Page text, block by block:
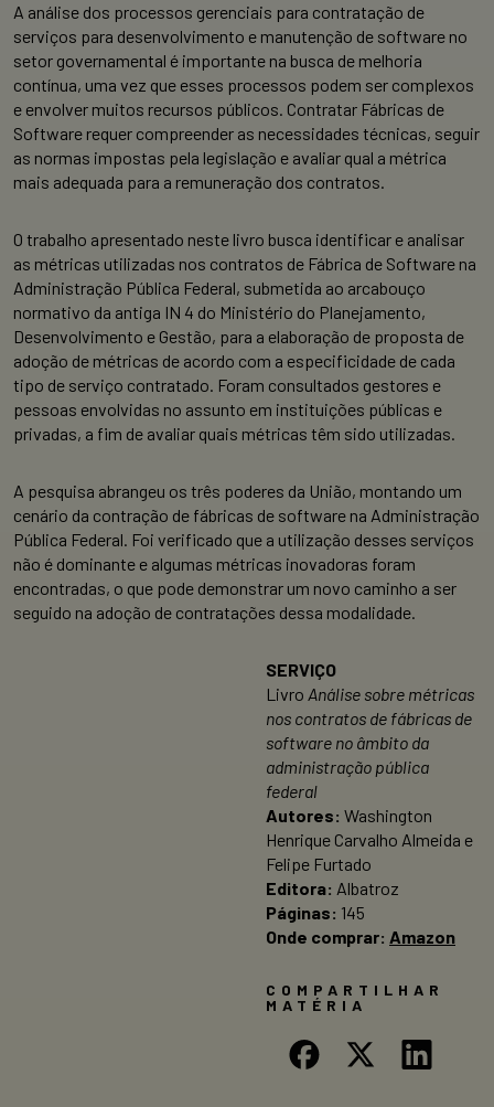
A análise dos processos gerenciais para contratação de
serviços para desenvolvimento e manutenção de software no
setor governamental é importante na busca de melhoria
contínua, uma vez que esses processos podem ser complexos
e envolver muitos recursos públicos. Contratar Fábricas de
Software requer compreender as necessidades técnicas, seguir
as normas impostas pela legislação e avaliar qual a métrica
mais adequada para a remuneração dos contratos.
O trabalho apresentado neste livro busca identificar e analisar
as métricas utilizadas nos contratos de Fábrica de Software na
Administração Pública Federal, submetida ao arcabouço
normativo da antiga IN 4 do Ministério do Planejamento,
Desenvolvimento e Gestão, para a elaboração de proposta de
adoção de métricas de acordo com a especificidade de cada
tipo de serviço contratado. Foram consultados gestores e
pessoas envolvidas no assunto em instituições públicas e
privadas, a fim de avaliar quais métricas têm sido utilizadas.
A pesquisa abrangeu os três poderes da União, montando um
cenário da contração de fábricas de software na Administração
Pública Federal. Foi verificado que a utilização desses serviços
não é dominante e algumas métricas inovadoras foram
encontradas, o que pode demonstrar um novo caminho a ser
seguido na adoção de contratações dessa modalidade.
SERVIÇO
Livro Análise sobre métricas
nos contratos de fábricas de
software no âmbito da
administração pública
federal
Autores: Washington
Henrique Carvalho Almeida e
Felipe Furtado
Editora: Albatroz
Páginas: 145
Onde comprar: Amazon
COMPARTILHAR
MATÉRIA